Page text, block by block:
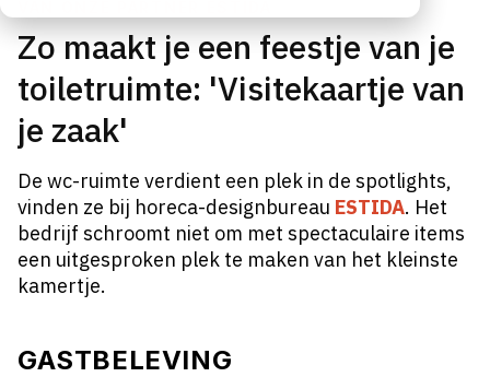
Zo maakt je een feestje van je
toiletruimte: 'Visitekaartje van
je zaak'
De wc-ruimte verdient een plek in de spotlights,
vinden ze bij horeca-designbureau ESTIDA. Het
bedrijf schroomt niet om met spectaculaire items
een uitgesproken plek te maken van het kleinste
kamertje.
GASTBELEVING